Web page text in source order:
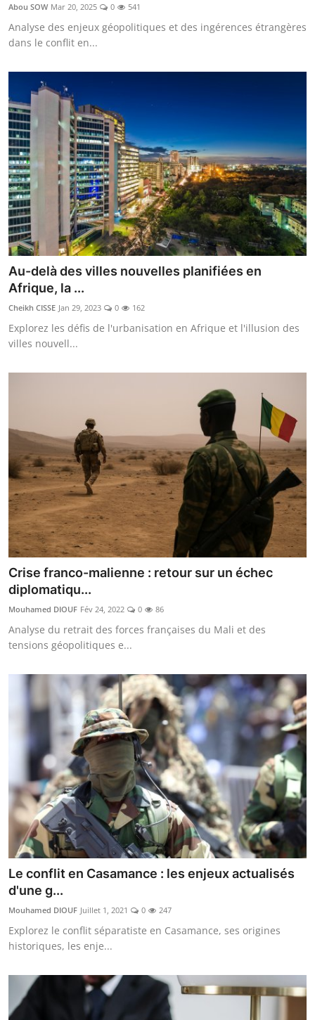
Abou SOW Mar 20, 2025 0 541
Analyse des enjeux géopolitiques et des ingérences étrangères
dans le conflit en...
Au-delà des villes nouvelles planifiées en
Afrique, la ...
Cheikh CISSE Jan 29, 2023 0 162
Explorez les défis de l'urbanisation en Afrique et l'illusion des
villes nouvell...
Crise franco-malienne : retour sur un échec
diplomatiqu...
Mouhamed DIOUF Fév 24, 2022 0 86
Analyse du retrait des forces françaises du Mali et des
tensions géopolitiques e...
Le conflit en Casamance : les enjeux actualisés
d'une g...
Mouhamed DIOUF Juillet 1, 2021 0 247
Explorez le conflit séparatiste en Casamance, ses origines
historiques, les enje...